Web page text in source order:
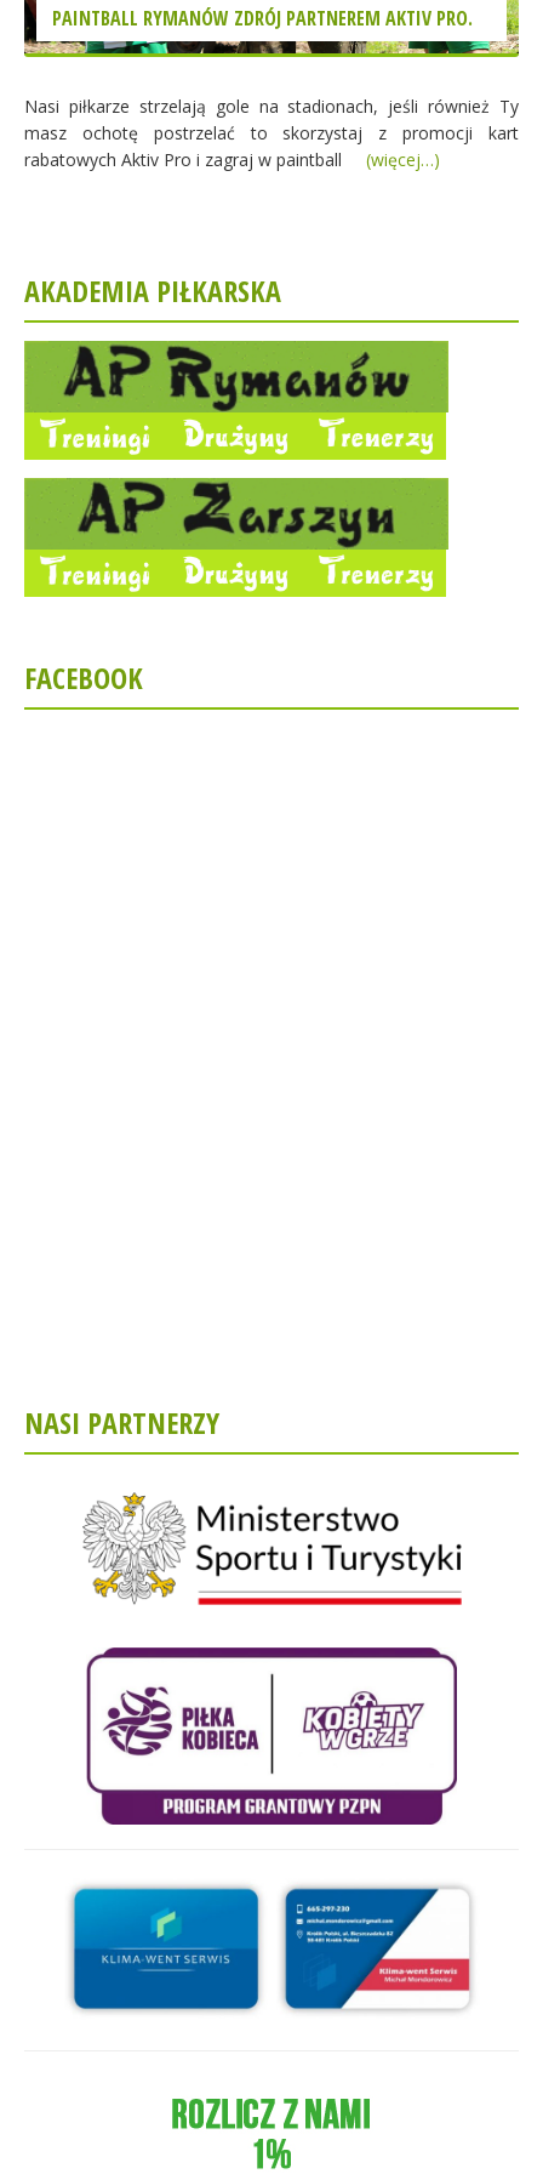
PAINTBALL RYMANÓW ZDRÓJ PARTNEREM AKTIV PRO.
Nasi piłkarze strzelają gole na stadionach, jeśli również Ty
masz ochotę postrzelać to skorzystaj z promocji kart
rabatowych Aktiv Pro i zagraj w paintball
(więcej…)
AKADEMIA PIŁKARSKA
FACEBOOK
NASI PARTNERZY